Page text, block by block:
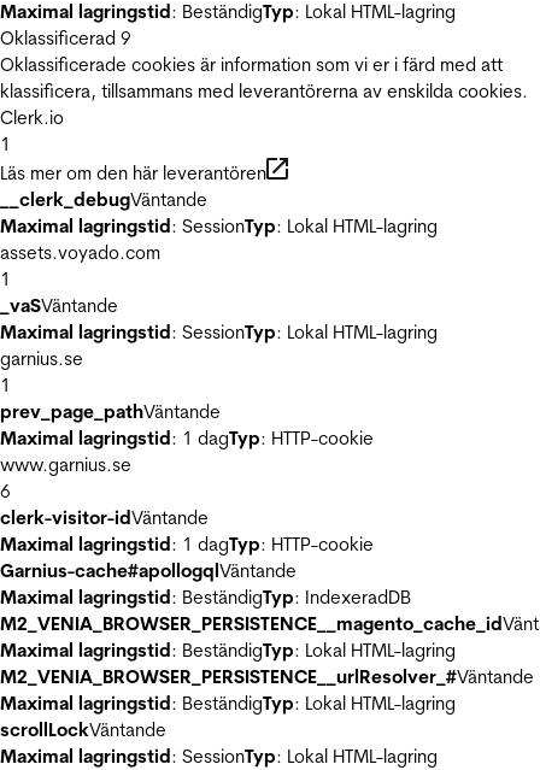
Maximal lagringstid: BeständigTyp: Lokal HTML-lagring
Oklassificerad 9
Oklassificerade cookies är information som vi er i färd med att
klassificera, tillsammans med leverantörerna av enskilda cookies.
Clerk.io
1
Läs mer om den här leverantören
__clerk_debugVäntande
Maximal lagringstid: SessionTyp: Lokal HTML-lagring
assets.voyado.com
1
_vaSVäntande
Maximal lagringstid: SessionTyp: Lokal HTML-lagring
garnius.se
1
prev_page_pathVäntande
Maximal lagringstid: 1 dagTyp: HTTP-cookie
www.garnius.se
6
clerk-visitor-idVäntande
Maximal lagringstid: 1 dagTyp: HTTP-cookie
Garnius-cache#apollogqlVäntande
Maximal lagringstid: BeständigTyp: IndexeradDB
M2_VENIA_BROWSER_PERSISTENCE__magento_cache_id
Maximal lagringstid: BeständigTyp: Lokal HTML-lagring
M2_VENIA_BROWSER_PERSISTENCE__urlResolver_#Väntande
Maximal lagringstid: BeständigTyp: Lokal HTML-lagring
scrollLockVäntande
Maximal lagringstid: SessionTyp: Lokal HTML-lagring